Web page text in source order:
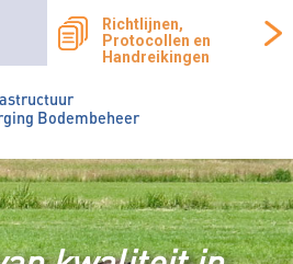
Bodembeheer
Richtlijnen,
Protocollen en
Handreikingen